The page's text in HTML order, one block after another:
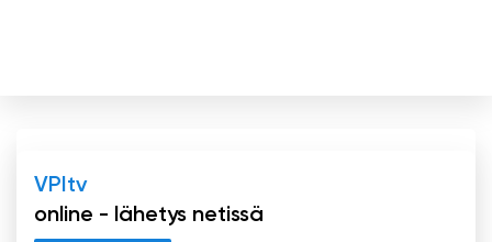
VPItv
online - lähetys netissä